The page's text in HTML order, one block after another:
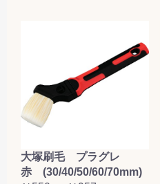
大塚刷毛 プラグレ
赤 (30/40/50/60/70mm)